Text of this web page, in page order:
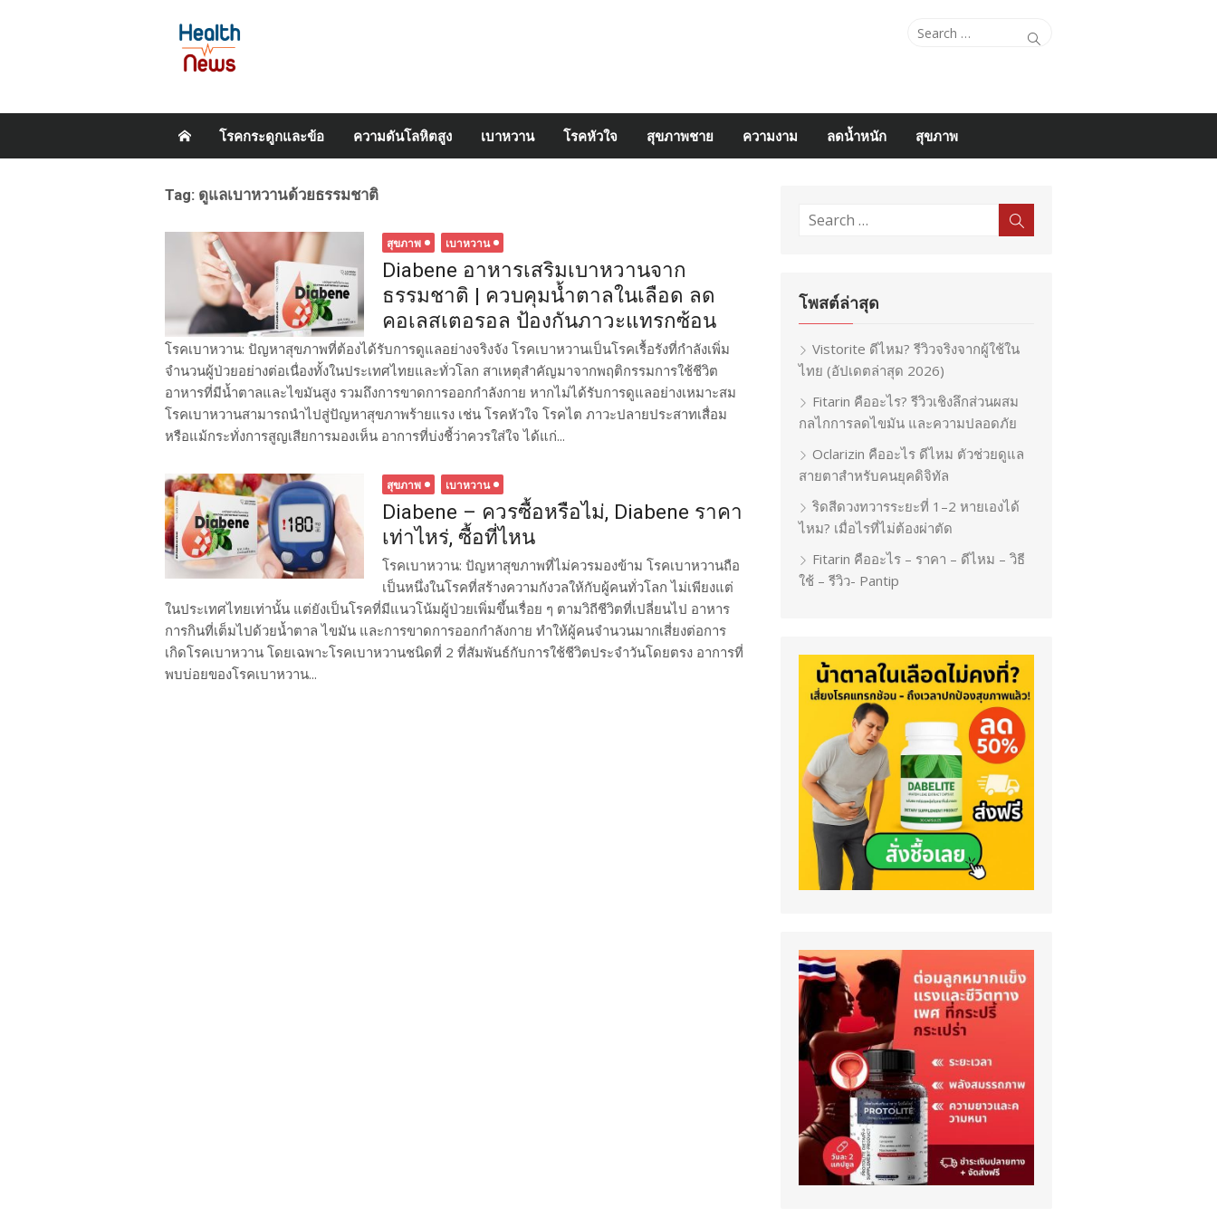
Search
Search
โรคกระดูกและข้อ ความดันโลหิตสูง เบาหวาน โรคหัวใจ สุขภาพชาย ความงาม ลดน้ำหนัก สุขภาพ
Tag: ดูแลเบาหวานด้วยธรรมชาติ
สุขภาพ เบาหวาน
Diabene อาหารเสริมเบาหวานจาก
ธรรมชาติ | ควบคุมน้ำตาลในเลือด ลด
คอเลสเตอรอล ป้องกันภาวะแทรกซ้อน
โรคเบาหวาน: ปัญหาสุขภาพที่ต้องได้รับการดูแลอย่างจริงจัง โรคเบาหวานเป็นโรคเรื้อรังที่กำลังเพิ่ม
จำนวนผู้ป่วยอย่างต่อเนื่องทั้งในประเทศไทยและทั่วโลก สาเหตุสำคัญมาจากพฤติกรรมการใช้ชีวิต
อาหารที่มีน้ำตาลและไขมันสูง รวมถึงการขาดการออกกำลังกาย หากไม่ได้รับการดูแลอย่างเหมาะสม
โรคเบาหวานสามารถนำไปสู่ปัญหาสุขภาพร้ายแรง เช่น โรคหัวใจ โรคไต ภาวะปลายประสาทเสื่อม
หรือแม้กระทั่งการสูญเสียการมองเห็น อาการที่บ่งชี้ว่าควรใส่ใจ ได้แก่...
สุขภาพ เบาหวาน
Diabene – ควรซื้อหรือไม่, Diabene ราคา
เท่าไหร่, ซื้อที่ไหน
โรคเบาหวาน: ปัญหาสุขภาพที่ไม่ควรมองข้าม โรคเบาหวานถือ
เป็นหนึ่งในโรคที่สร้างความกังวลให้กับผู้คนทั่วโลก ไม่เพียงแต่
ในประเทศไทยเท่านั้น แต่ยังเป็นโรคที่มีแนวโน้มผู้ป่วยเพิ่มขึ้นเรื่อย ๆ ตามวิถีชีวิตที่เปลี่ยนไป อาหาร
การกินที่เต็มไปด้วยน้ำตาล ไขมัน และการขาดการออกกำลังกาย ทำให้ผู้คนจำนวนมากเสี่ยงต่อการ
เกิดโรคเบาหวาน โดยเฉพาะโรคเบาหวานชนิดที่ 2 ที่สัมพันธ์กับการใช้ชีวิตประจำวันโดยตรง อาการที่
พบบ่อยของโรคเบาหวาน...
Search
Search
โพสต์ล่าสุด
Vistorite ดีไหม? รีวิวจริงจากผู้ใช้ใน
ไทย (อัปเดตล่าสุด 2026)
Fitarin คืออะไร? รีวิวเชิงลึกส่วนผสม
กลไกการลดไขมัน และความปลอดภัย
Oclarizin คืออะไร ดีไหม ตัวช่วยดูแล
สายตาสำหรับคนยุคดิจิทัล
ริดสีดวงทวารระยะที่ 1–2 หายเองได้
ไหม? เมื่อไรที่ไม่ต้องผ่าตัด
Fitarin คืออะไร – ราคา – ดีไหม – วิธี
ใช้ – รีวิว- Pantip